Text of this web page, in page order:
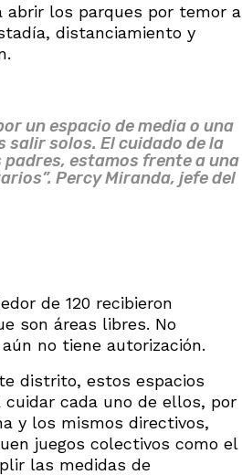
abrir los parques por temor a
distanciamiento y
un espacio de media o una
salir solos. El cuidado de la
estamos frente a una
Percy Miranda, jefe del
de 120 recibieron
son áreas libres. No
no tiene autorización.
distrito, estos espacios
cuidar cada uno de ellos, por
y los mismos directivos,
juegos colectivos como el
las medidas de